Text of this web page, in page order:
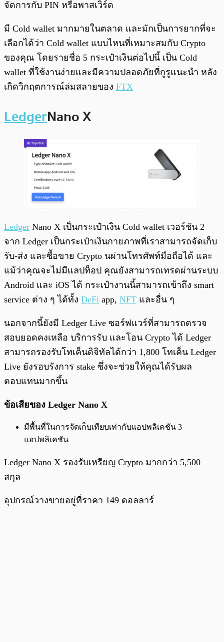
จัดการกับ PIN หรือพาสเวิร์ด
มี Cold wallet มากมายในตลาด และมักเป็นการยากที่จะ
เลือกได้ว่า Cold wallet แบบไหนที่เหมาะสมกับ Crypto
ของคุณ โดยรายชื่อ 5 กระเป๋าเงินต่อไปนี้ เป็น Cold
wallet ที่ใช้งานง่ายและมีความปลอดภัยที่กูรูแนะนำ หลัง
เกิดวิกฤตการณ์ล่มสลายของ FTX
LedgerNano X
Ledger Nano X เป็นกระเป๋าเงิน Cold wallet เวอร์ชัน 2
จาก Ledger เป็นกระเป๋าเงินกายภาพที่เราสามารถจัดเก็บ
รับ-ส่ง และซื้อขาย Crypto นผ่านโทรศัพท์มือถือได้ และ
แม้ว่าคุณจะไม่มีแลปท็อป คุณยังสามารถเทรดผ่านระบบ
Android และ iOS ได้ กระเป๋างานนี้สามารถเข้าถึง smart
service ต่าง ๆ ได้ทั้ง DeFi app, NFT และอื่น ๆ
นอกจากนี้ยังมี Ledger Live ซอร์ฟแวร์ที่สามารถตรวจ
สอบยอดคงเหลือ บริการรับ และโอน Crypto ได้ Ledger
สามารถรองรับโทเค็นดิจิทัลได้กว่า 1,800 โทเค็น Ledger
Live ยังรอบรังการ stake ซึ่งจะช่วยให้คุณได้รับผล
ตอบแทนมากขึ้น
ข้อเสียของ Ledger Nano X
มีพื้นที่ในการจัดเก็บเทียบเท่ากับแอปพลิเคชัน 3
แอปพลิเคชัน
Ledger Nano X รองรับเหรียญ Crypto มากกว่า 5,500
สกุล
อุปกรณ์วางขายอยู่ที่ราคา 149 ดอลลาร์